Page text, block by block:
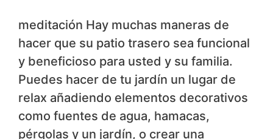
meditación Hay muchas maneras de
hacer que su patio trasero sea funcional
y beneficioso para usted y su familia.
Puedes hacer de tu jardín un lugar de
relax añadiendo elementos decorativos
como fuentes de agua, hamacas,
pérgolas y un jardín, o crear una